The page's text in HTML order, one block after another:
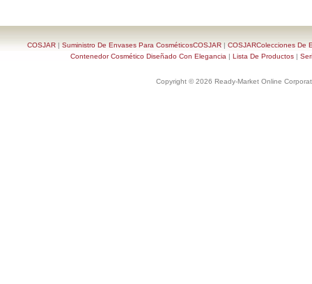
COSJAR| Suministro De Envases Para CosméticosCOSJAR| COSJARColecciones De
Contenedor Cosmético Diseñado Con Elegancia | Lista De Productos |
Copyright © 2026 Ready-Market Online